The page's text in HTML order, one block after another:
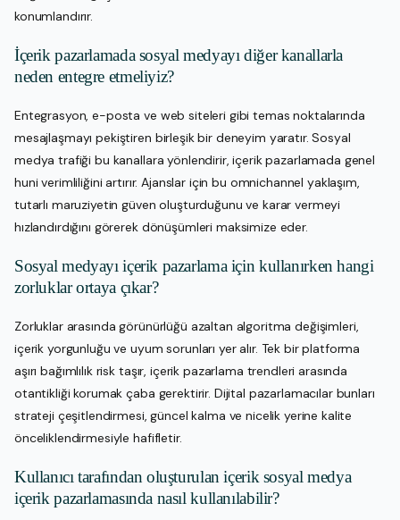
konumlandırır.
İçerik pazarlamada sosyal medyayı diğer kanallarla
neden entegre etmeliyiz?
Entegrasyon, e-posta ve web siteleri gibi temas noktalarında
mesajlaşmayı pekiştiren birleşik bir deneyim yaratır. Sosyal
medya trafiği bu kanallara yönlendirir, içerik pazarlamada genel
huni verimliliğini artırır. Ajanslar için bu omnichannel yaklaşım,
tutarlı maruziyetin güven oluşturduğunu ve karar vermeyi
hızlandırdığını görerek dönüşümleri maksimize eder.
Sosyal medyayı içerik pazarlama için kullanırken hangi
zorluklar ortaya çıkar?
Zorluklar arasında görünürlüğü azaltan algoritma değişimleri,
içerik yorgunluğu ve uyum sorunları yer alır. Tek bir platforma
aşırı bağımlılık risk taşır, içerik pazarlama trendleri arasında
otantikliği korumak çaba gerektirir. Dijital pazarlamacılar bunları
strateji çeşitlendirmesi, güncel kalma ve nicelik yerine kalite
önceliklendirmesiyle hafifletir.
Kullanıcı tarafından oluşturulan içerik sosyal medya
içerik pazarlamasında nasıl kullanılabilir?